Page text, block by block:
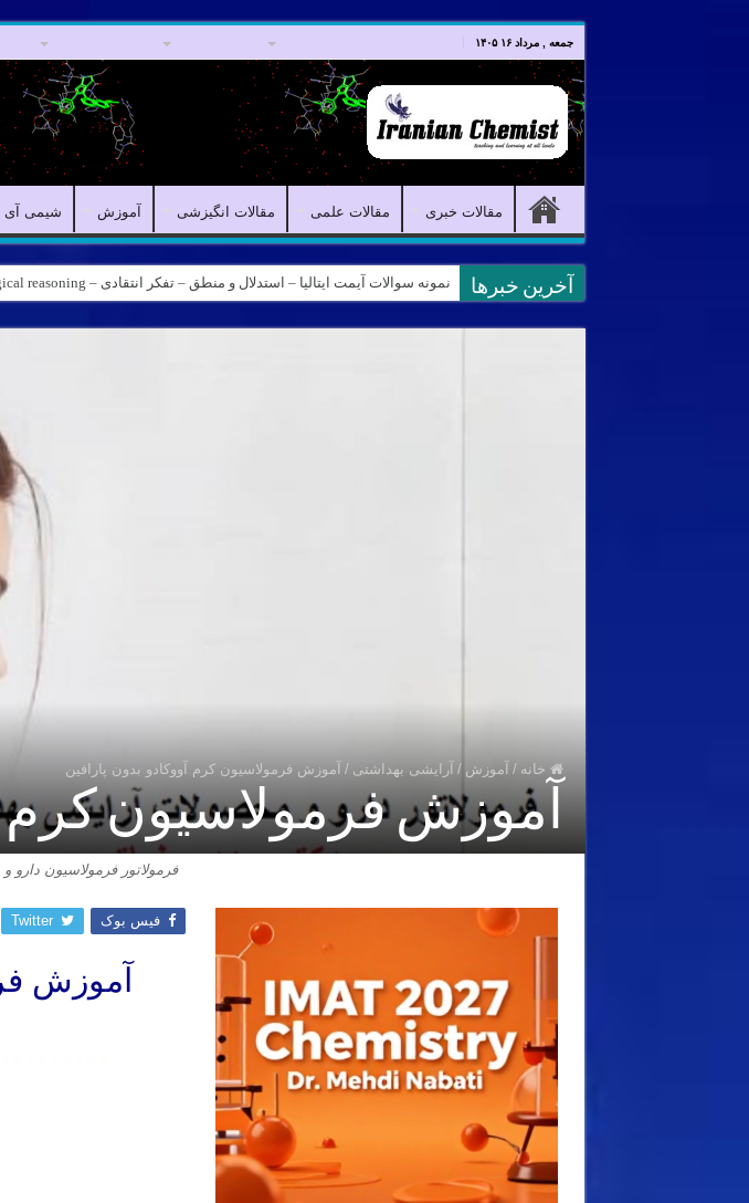
جمعه , مرداد ۱۶ ۱۴۰۵
مقالات خبری مقالات علمی مقالات انگیزشی آموزش شیمی
آخرین خبرها کانال آیمت ایتالیا در نرم افزار بله – کانال شیمی آیمت استاد نباتی
خانه / آموزش / آرایشی بهداشتی / آموزش فرمولاسیون کرم آووکادو بدون پارافین
آموزش فرمولاسیون کرم
فرمولاتور فرمولاسیون
فیس بوک Twitter
آموزش